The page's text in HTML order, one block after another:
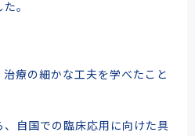
。
治療の細かな工夫を学べたこと
、自国での臨床応用に向けた具